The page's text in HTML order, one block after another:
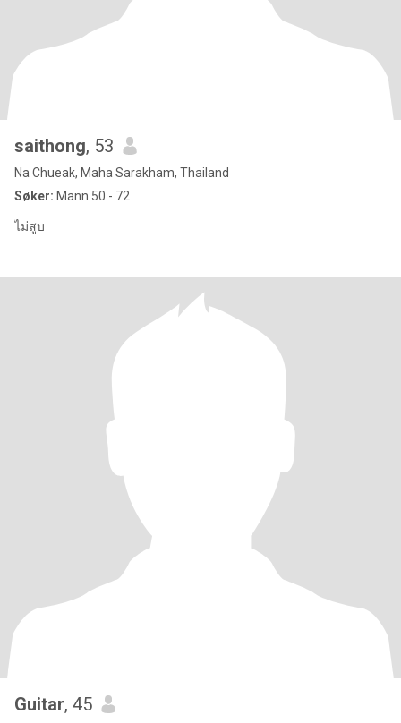
saithong, 53
Na Chueak, Maha Sarakham, Thailand
Søker: Mann 50 - 72
ไม่สูบ
Guitar, 45